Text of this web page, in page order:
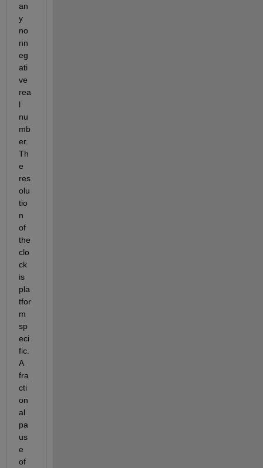
an
y
no
nn
eg
ati
ve
rea
l
nu
mb
er.
Th
e
res
olu
tio
n
of
the
clo
ck
is
pla
tfor
m
sp
eci
fic.
A
fra
cti
on
al
pa
us
e
of